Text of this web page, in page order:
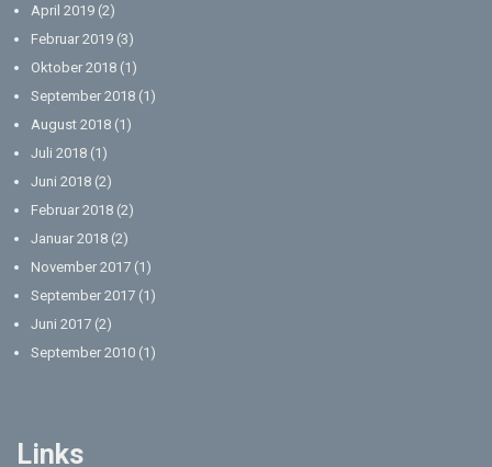
April 2019 (2)
Februar 2019 (3)
Oktober 2018 (1)
September 2018 (1)
August 2018 (1)
Juli 2018 (1)
Juni 2018 (2)
Februar 2018 (2)
Januar 2018 (2)
November 2017 (1)
September 2017 (1)
Juni 2017 (2)
September 2010 (1)
Links